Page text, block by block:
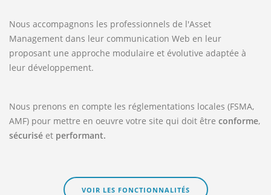
Nous accompagnons les professionnels de l'Asset
Management dans leur communication Web en leur
proposant une approche modulaire et évolutive adaptée à
leur développement.
Nous prenons en compte les réglementations locales (FSMA,
AMF) pour mettre en oeuvre votre site qui doit être conforme,
sécurisé et performant.
VOIR LES FONCTIONNALITÉS